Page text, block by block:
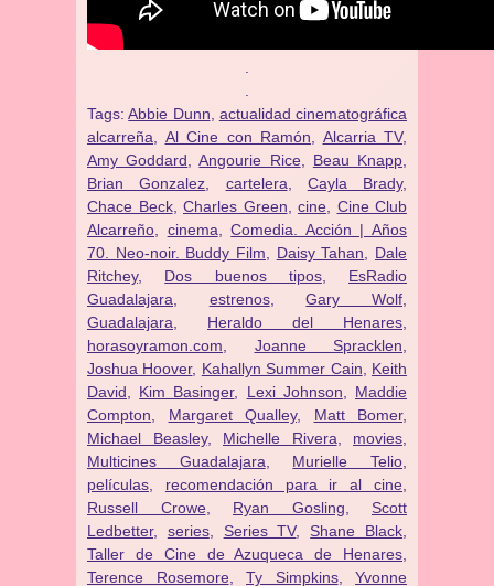
Tags:Abbie Dunn actualidad cinematográfica
alcarreña
Al Cine con Ramón Alcarria TV,
Amy Goddard ,Angourie Rice Beau Knapp
Brian Gonzalez
cartelera Cayla Brady,
Chace Beck, Charles Green cine
Cine Club
Alcarreño
cinema ,Comedia. Acción | Años
70. Neo-noir. Buddy Film
Daisy Tahan
Dale
Ritchey, Dos buenos tipos, EsRadio
Guadalajara
estrenos,Gary Wolf
Guadalajara
Heraldo del Henares
horasoyramon.com
Joanne Spracklen
Joshua Hoover, Kahallyn Summer Cain
Keith
David
Kim Basinger, Lexi Johnson
Maddie
Compton
Margaret Qualley, Matt Bomer,
Michael Beasley, Michelle Rivera movies
Multicines Guadalajara
Murielle Telio
películas
recomendación para ir al cine
Russell Crowe, Ryan Gosling
Scott
Ledbetter, series, Series TV, Shane Black
Taller de Cine de Azuqueca de Henares
Terence Rosemore, Ty Simpkins, Yvonne